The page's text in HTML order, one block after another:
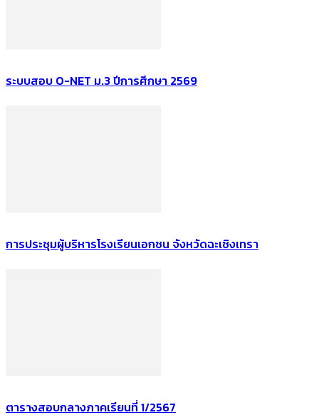
ระบบสอบ O-NET ม.3 ปีการศึกษา 2569
การประชุมผู้บริหารโรงเรียนเอกชน จังหวัดฉะเชิงเทรา
ตารางสอบกลางภาคเรียนที่ 1/2567